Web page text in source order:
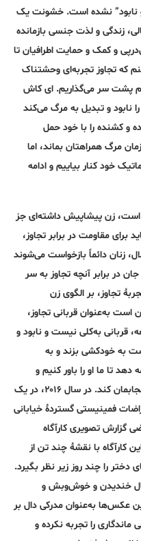
نابود” نشده است. خشونت یک
زندگی و لذت جنسی بازمانده
و کمک و حمایت اطرافیان تا
که تجاوز تجربه‌ای وحشتناک
هم پشت سر می‌گذاریم. ای کاش
نابود و تبدیل به مرگ می‌کند
و کشنده را با خود حمل
مرگ همراهتان بماند، اما
خود کنار بیاییم و ادامه
است، زن پیشاپیش داشته‌ای جز
برای مقاومت در برابر تجاوز،
زنان دائماً بازخواست می‌شوند
در برابر آنچه تجاوز به سر
تجاوز، بر الگوی زن
به‌عنوان قربانی تجاوز،
قربانی به‌کلی نیست و نابود و
به خودکشی بزند و به
تا ما او‌ را باور ‌کنیم و
سوگواری‌اش برای پاکدامنی ازدست‌رفته مجابمان کند. در سال ۲۰۱۶، در یک
فمینیستی گستردۀ خیابانی
گزارش تصویری کارآگاه
کارآگاه با نقشۀ چند تن از
را چند روز زیر نظر بگیرد.
خندیدن و خوش‌وبش و
عکس‌ها به‌عنوان مدرکی دال بر
را تجربه نکرده و